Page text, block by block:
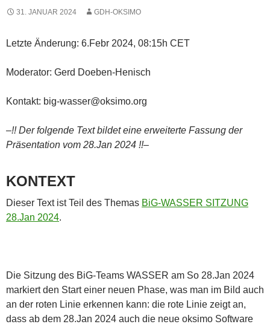
31. JANUAR 2024 GDH-OKSIMO
Letzte Änderung: 6.Febr 2024, 08:15h CET
Moderator: Gerd Doeben-Henisch
Kontakt: big-wasser@oksimo.org
–!! Der folgende Text bildet eine erweiterte Fassung der
Präsentation vom 28.Jan 2024 !!–
KONTEXT
Dieser Text ist Teil des Themas BiG-WASSER SITZUNG
28.Jan 2024.
Die Sitzung des BiG-Teams WASSER am So 28.Jan 2024
markiert den Start einer neuen Phase, was man im Bild auch
an der roten Linie erkennen kann: die rote Linie zeigt an,
dass ab dem 28.Jan 2024 auch die neue oksimo Software